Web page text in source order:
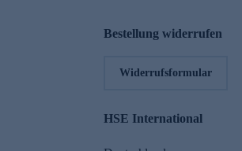
Bestellung widerrufen
Widerrufsformular
HSE International